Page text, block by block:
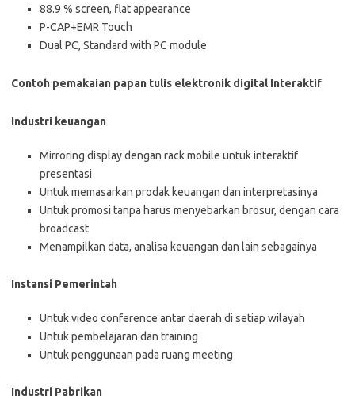
88.9 % screen, flat appearance
P-CAP+EMR Touch
Dual PC, Standard with PC module
Contoh pemakaian papan tulis elektronik digital Interaktif
Industri keuangan
Mirroring display dengan rack mobile untuk interaktif
presentasi
Untuk memasarkan prodak keuangan dan interpretasinya
Untuk promosi tanpa harus menyebarkan brosur, dengan cara
broadcast
Menampilkan data, analisa keuangan dan lain sebagainya
Instansi Pemerintah
Untuk video conference antar daerah di setiap wilayah
Untuk pembelajaran dan training
Untuk penggunaan pada ruang meeting
Industri Pabrikan